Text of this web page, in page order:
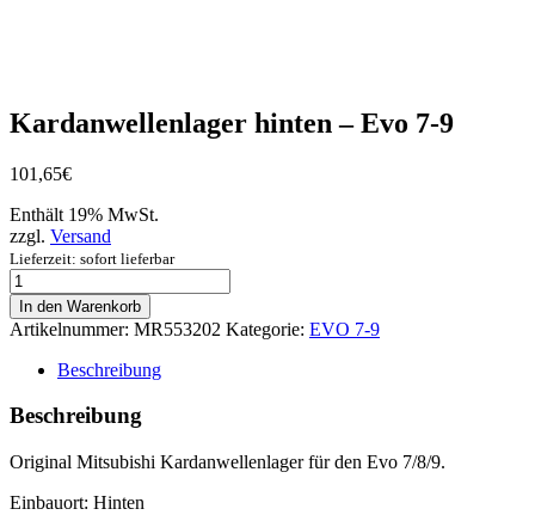
Kardanwellenlager hinten – Evo 7-9
101,65€
Enthält 19% MwSt.
zzgl. Versand
Lieferzeit: sofort lieferbar
Kardanwellenlager
hinten
-
Evo
Menge
In den Warenkorb
Artikelnummer: MR553202 Kategorie: EVO 7-9
Beschreibung
Beschreibung
Original Mitsubishi Kardanwellenlager für den Evo 7/8/9.
Einbauort: Hinten